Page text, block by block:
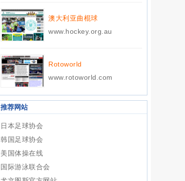
澳大利亚曲棍球
www.hockey.org.au
Rotoworld
www.rotoworld.com
推荐网站
日本足球协会
韩国足球协会
美国体操在线
国际游泳联合会